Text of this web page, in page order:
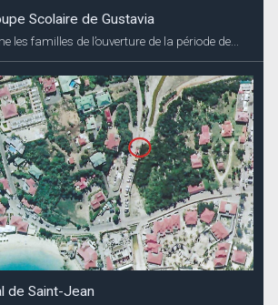
Scolaire de Gustavia
les familles de l’ouverture de la période de...
de Saint-Jean